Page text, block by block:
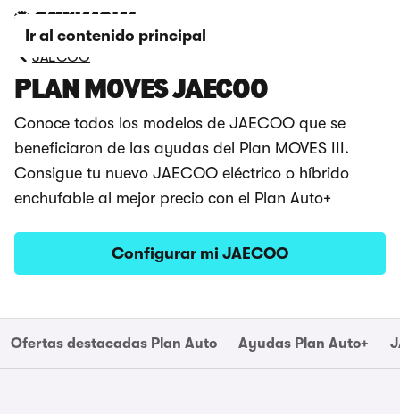
Ir al contenido principal
JAECOO
PLAN MOVES JAECOO
Conoce todos los modelos de JAECOO que se
beneficiaron de las ayudas del Plan MOVES III.
Consigue tu nuevo JAECOO eléctrico o híbrido
enchufable al mejor precio con el Plan Auto+
Configurar mi JAECOO
Ofertas destacadas Plan Auto Ayudas Plan Auto+